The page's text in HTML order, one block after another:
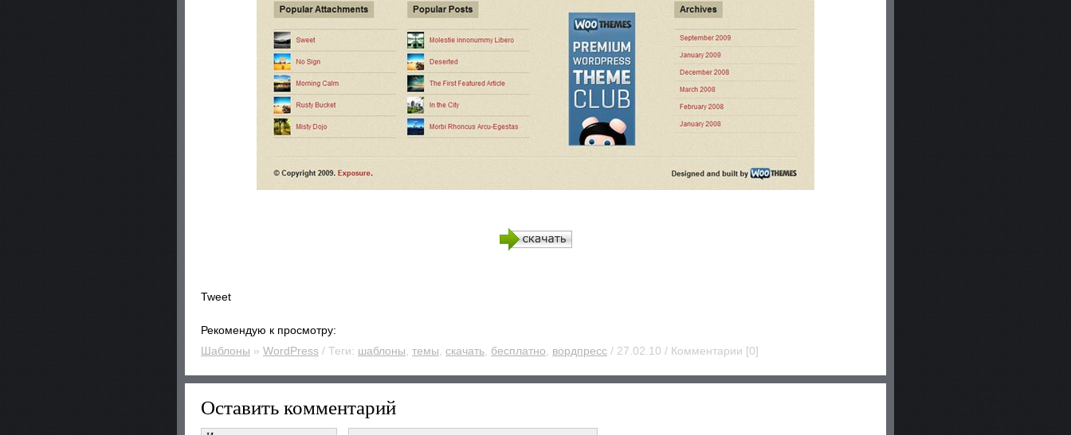
Tweet
Рекомендую к просмотру:
Шаблоны » WordPress / Теги: шаблоны темы скачать бесплатно вордпресс / 27.02.10 / Комментарии [0]
Оставить комментарий